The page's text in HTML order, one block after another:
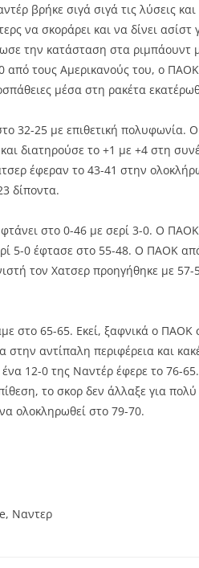
βρήκε σιγά σιγά τις λύσεις
να σκοράρει και να δίνει ασίστ
την κατάσταση στα ριμπάουντ
από τους Αμερικανούς του, ο ΠΑΟΚ
μέσα στη ρακέτα
32-25 με επιθετική πολυφωνία.
διατηρούσε το +1 με +4 στη
έφεραν το 43-41 στην
δίποντα.
στο 0-46 με σερί 3-0. Ο ΠΑΟΚ
5-0 έφτασε στο 55-48. Ο ΠΑΟΚ
τον Χατσερ προηγήθηκε με 57-
στο 65-65. Εκεί, ξαφνικά ο ΠΑΟΚ
αντίπαλη περιφέρεια και
ένα 12-0 της Ναντέρ έφερε το 76-
το σκορ δεν άλλαξε για
ολοκληρωθεί στο 79-70.
, Ναντερ